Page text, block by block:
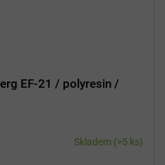
EF-21 / polyresin /
Skladem (>5 ks)